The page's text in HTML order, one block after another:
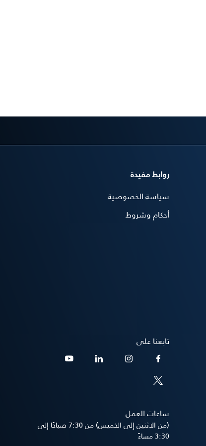
روابط مفيدة
سياسة الخصوصية
أحكام وشروط
تابعنا على
ساعات العمل
(من الاثنين إلى الخميس) من 7:30 صباحًا إلى
3:30 مساءً